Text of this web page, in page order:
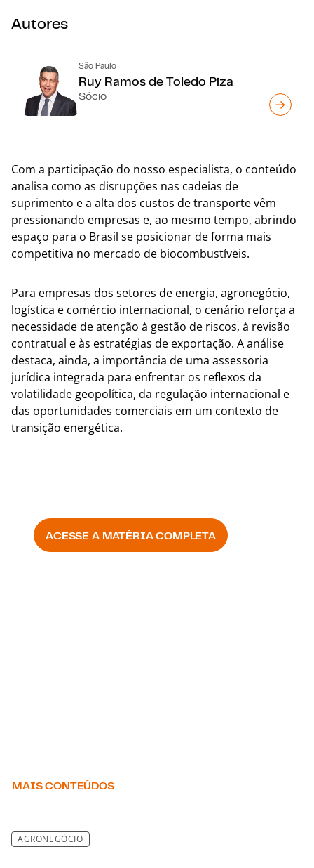
Autores
São Paulo
Ruy Ramos de Toledo Piza
Sócio
Com a participação do nosso especialista, o conteúdo
analisa como as disrupções nas cadeias de
suprimento e a alta dos custos de transporte vêm
pressionando empresas e, ao mesmo tempo, abrindo
espaço para o Brasil se posicionar de forma mais
competitiva no mercado de biocombustíveis.
Para empresas dos setores de energia, agronegócio,
logística e comércio internacional, o cenário reforça a
necessidade de atenção à gestão de riscos, à revisão
contratual e às estratégias de exportação. A análise
destaca, ainda, a importância de uma assessoria
jurídica integrada para enfrentar os reflexos da
volatilidade geopolítica, da regulação internacional e
das oportunidades comerciais em um contexto de
transição energética.
ACESSE A MATÉRIA COMPLETA
MAIS CONTEÚDOS
AGRONEGÓCIO